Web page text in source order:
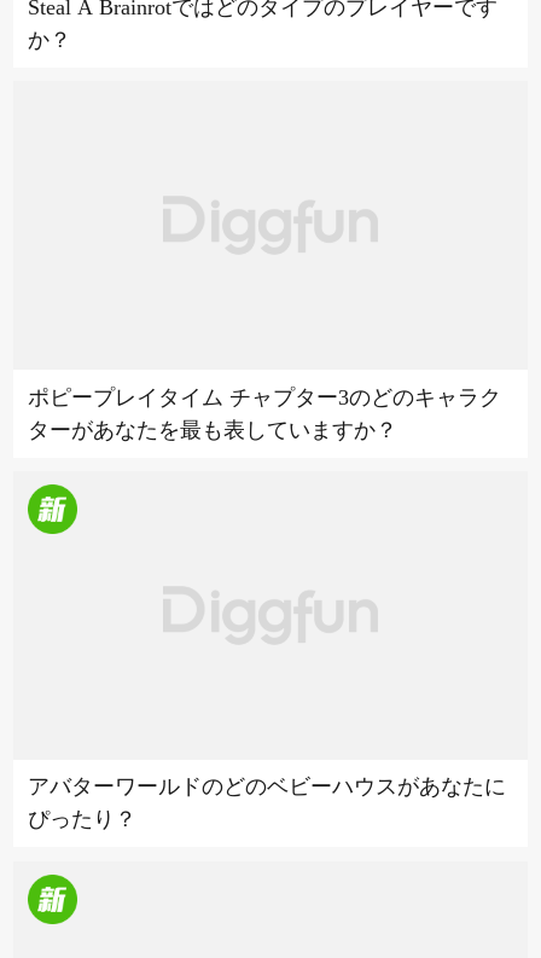
Steal A Brainrotではどのタイプのプレイヤーです
か？
ポピープレイタイム チャプター3のどのキャラク
ターがあなたを最も表していますか？
アバターワールドのどのベビーハウスがあなたに
ぴったり？